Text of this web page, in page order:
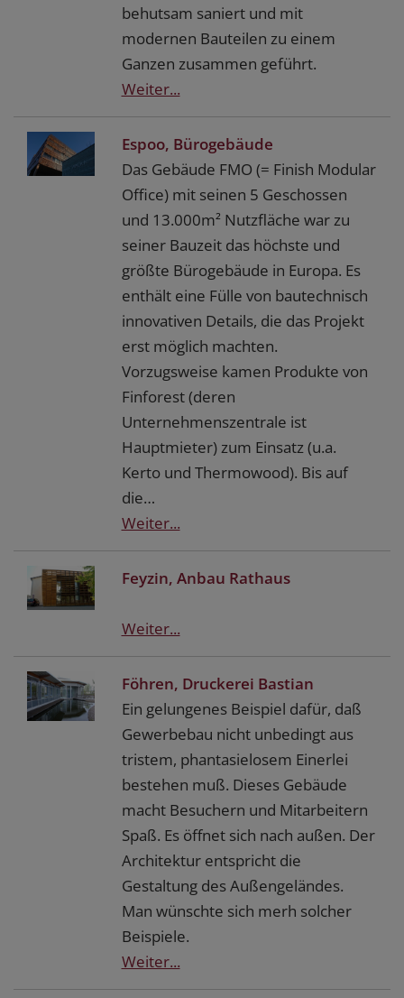
behutsam saniert und mit
modernen Bauteilen zu einem
Ganzen zusammen geführt.
Weiter...
Espoo, Bürogebäude
Das Gebäude FMO (= Finish Modular
Office) mit seinen 5 Geschossen
und 13.000m² Nutzfläche war zu
seiner Bauzeit das höchste und
größte Bürogebäude in Europa. Es
enthält eine Fülle von bautechnisch
innovativen Details, die das Projekt
erst möglich machten.
Vorzugsweise kamen Produkte von
Finforest (deren
Unternehmenszentrale ist
Hauptmieter) zum Einsatz (u.a.
Kerto und Thermowood). Bis auf
die…
Weiter...
Feyzin, Anbau Rathaus
Weiter...
Föhren, Druckerei Bastian
Ein gelungenes Beispiel dafür, daß
Gewerbebau nicht unbedingt aus
tristem, phantasielosem Einerlei
bestehen muß. Dieses Gebäude
macht Besuchern und Mitarbeitern
Spaß. Es öffnet sich nach außen. Der
Architektur entspricht die
Gestaltung des Außengeländes.
Man wünschte sich merh solcher
Beispiele.
Weiter...